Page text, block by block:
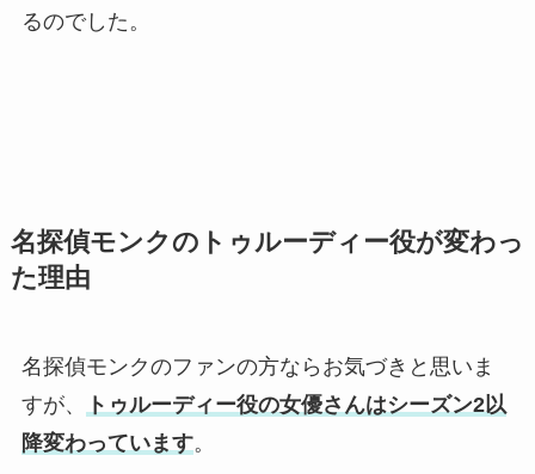
るのでした。
名探偵モンクのトゥルーディー役が変わっ
た理由
名探偵モンクのファンの方ならお気づきと思いま
すが、
トゥルーディー役の女優さんはシーズン2以
降変わっています。